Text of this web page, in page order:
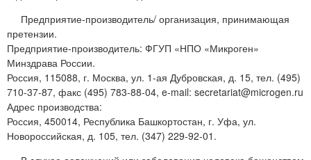
Предприятие-производитель/ организация, принимающая
претензии.
Предприятие-производитель: ФГУП «НПО «Микроген»
Минздрава России.
Россия, 115088, г. Москва, ул. 1-ая Дубровская, д. 15, тел. (495)
710-37-87, факс (495) 783-88-04, e-mail: secretariat@microgen.ru
Адрес производства:
Россия, 450014, Республика Башкортостан, г. Уфа, ул.
Новороссийская, д. 105, тел. (347) 229-92-01.